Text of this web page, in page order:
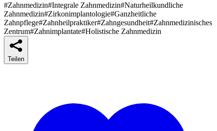
#Zahnmedizin#Integrale Zahnmedizin#Naturheilkundliche
Zahnmedizin#Zirkonimplantologie#Ganzheitliche
Zahnpflege#Zahnheilpraktiker#Zahngesundheit#Zahnmedizinisches
Zentrum#Zahnimplantate#Holistische Zahnmedizin
Teilen